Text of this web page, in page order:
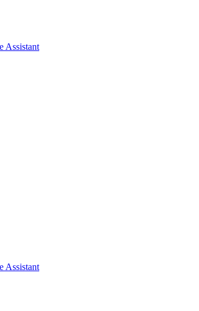
Assistant
Assistant